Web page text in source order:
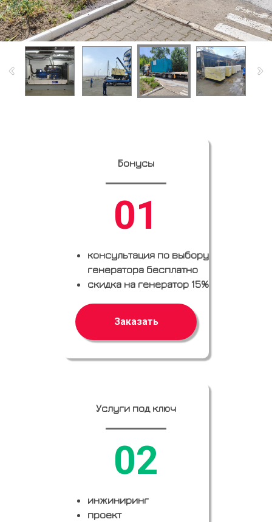
Бонусы
01
консультация по выбору
генератора бесплатно
скидка на генератор 15%
Заказать
Услуги под ключ
02
инжиниринг
проект